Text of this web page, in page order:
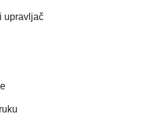
upravljač